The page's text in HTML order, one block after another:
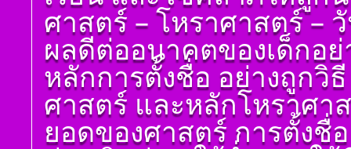
ทักษา
โ ห ร า ส า ด (ฉบับ
เรียนรู้โดยไม่ต้องถาม)
โดย สอ้าน นาคเพชร
พูล(สีดิน) บทที่ ๗ ดวง
ราศีจักร
โ ห ร า ส า ด (ฉบับ
เรียนรู้โดยไม่ต้องถาม)
โดย สอ้าน นาคเพชร
ดูดวง ราศีสิงห์
ดูดวง ราศีกันย์
ดูดวงราศีตุลย์
ดูดวง ราศีพิจิก
ดูดวง ราศีธนู
ดูดวง ราศีมังกร
ศาสตร์ – โหราศาสตร์ –
ผลดีต่ออนาคตของเด็กอย่
หลักการตั้งชื่อ อย่างถูกวิ
ศาสตร์ และหลักโหราศา
ยอดของศาสตร์ การตั้งชื่